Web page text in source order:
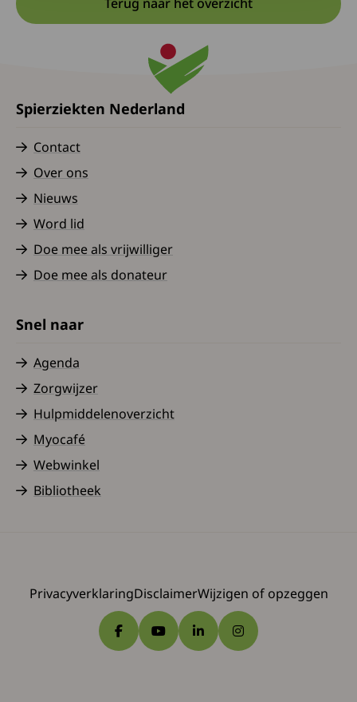
Spierziekten Nederland
Contact
Over ons
Nieuws
Word lid
Doe mee als vrijwilliger
Doe mee als donateur
Snel naar
Agenda
Zorgwijzer
Hulpmiddelenoverzicht
Myocafé
Webwinkel
Bibliotheek
PrivacyverklaringDisclaimerWijzigen of opzeggen
Ga naar Facebook
Ga naar YouTube
Ga naar LinkedIn
Ga naar Instagram